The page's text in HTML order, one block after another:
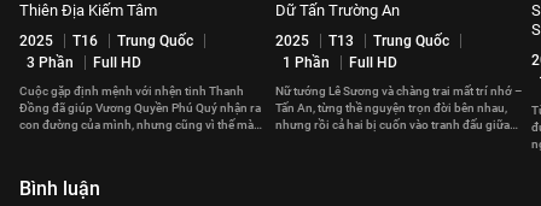
Thiên Địa Kiếm Tâm
2025 T16
Trung Quốc
3 Phần
Full HD
Cuộc gặp định mệnh với nhện tinh Thanh
Đồng đã giúp Vương Quyền Phú Quý nhận ra
con đường của mình, nhưng cũng vì thế mà
Dữ Tấn Trường An
2025 T13
Trung Quốc
1 Phần
Full HD
Nữ tướng Lê Sương và chàng trai mất trí nhớ –
Tấn An, từng thề nguyện trọn đời bên nhau,
nhưng rồi cả hai bị cuốn vào tranh đấu giữa
Bình luận